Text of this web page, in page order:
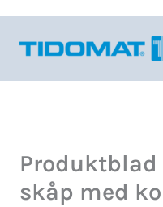
innehåll
Produktblad
skåp med